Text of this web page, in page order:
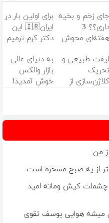
جای زخم و بخیه
داری؟؟ 3
هفته‌ای محوش
برای اولین بار در
ایران🇮🇷 این
دکتر کرم ترمیم
ساخت!
لیفت طبیعی و
تحریک
کلاژن‌سازی از
به دنیای عالی
بازار والکس
خوش آمدید!
من
از یه صبح مسخره است
چشمات کیش وماته امید
میشه هوایی یوسف تقوی